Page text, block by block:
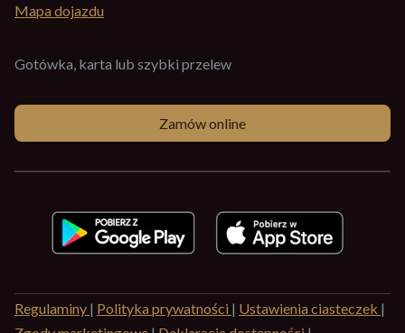
Mapa dojazdu
Gotówka, karta lub szybki przelew
Zamów online
Regulaminy | Polityka prywatności | Ustawienia ciasteczek |